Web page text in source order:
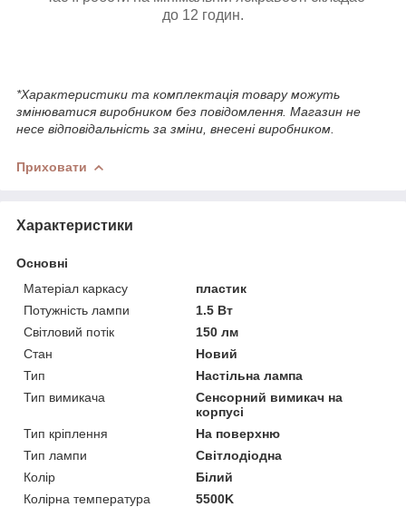
до 12 годин.
*Характеристики та комплектація товару можуть
змінюватися виробником без повідомлення. Магазин не
несе відповідальність за зміни, внесені виробником.
Приховати
Характеристики
Основні
Матеріал каркасу
пластик
Потужність лампи
1.5 Вт
Світловий потік
150 лм
Стан
Новий
Тип
Настільна лампа
Тип вимикача
Сенсорний вимикач на
корпусі
Тип кріплення
На поверхню
Тип лампи
Світлодіодна
Колір
Білий
Колірна температура
5500K